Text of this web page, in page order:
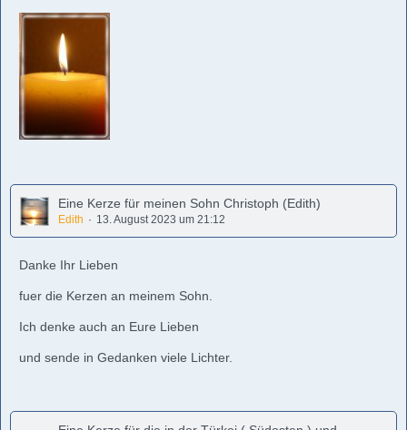
Eine Kerze für meinen Sohn Christoph (Edith)
Edith 13. August 2023 um 21:12
Danke Ihr Lieben
fuer die Kerzen an meinem Sohn.
Ich denke auch an Eure Lieben
und sende in Gedanken viele Lichter.